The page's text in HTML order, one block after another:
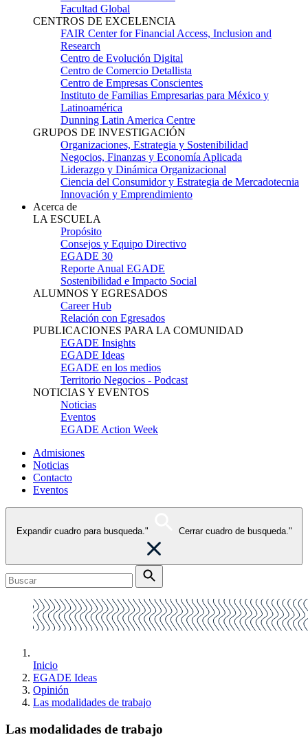
Facultad Global
CENTROS DE EXCELENCIA
FAIR Center for Financial Access, Inclusion and
Research
Centro de Evolución Digital
Centro de Comercio Detallista
Centro de Empresas Conscientes
Instituto de Familias Empresarias para México y
Latinoamérica
Dunning Latin America Centre
GRUPOS DE INVESTIGACIÓN
Organizaciones, Estrategia y Sostenibilidad
Negocios, Finanzas y Economía Aplicada
Liderazgo y Dinámica Organizacional
Ciencia del Consumidor y Estrategia de Mercadotecnia
Innovación y Emprendimiento
Acerca de
LA ESCUELA
Propósito
Consejos y Equipo Directivo
EGADE 30
Reporte Anual EGADE
Sostenibilidad e Impacto Social
ALUMNOS Y EGRESADOS
Career Hub
Relación con Egresados
PUBLICACIONES PARA LA COMUNIDAD
EGADE Insights
EGADE Ideas
EGADE en los medios
Territorio Negocios - Podcast
NOTICIAS Y EVENTOS
Noticias
Eventos
EGADE Action Week
Admisiones
Noticias
Contacto
Eventos
Expandir cuadro para busqueda." Cerrar cuadro de busqueda."
Inicio
EGADE Ideas
Opinión
Las modalidades de trabajo
Las modalidades de trabajo